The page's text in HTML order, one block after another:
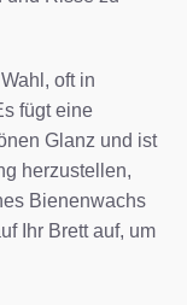
oft in
fügt eine
Glanz und ist
herzustellen,
Bienenwachs
Ihr Brett auf, um